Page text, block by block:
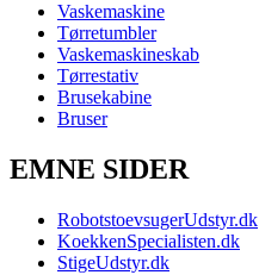
Vaskemaskine
Tørretumbler
Vaskemaskineskab
Tørrestativ
Brusekabine
Bruser
EMNE SIDER
RobotstoevsugerUdstyr.dk
KoekkenSpecialisten.dk
StigeUdstyr.dk